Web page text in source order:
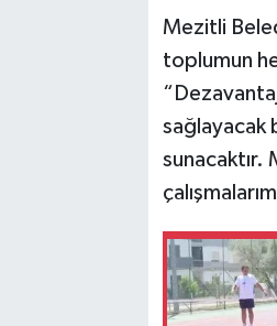
Mezitli
toplumun
sağlayacak
sunacaktır.